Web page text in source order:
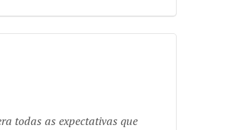
todas as expectativas que